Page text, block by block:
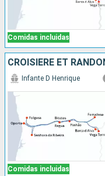
Comidas incluidas
Comidas incluidas
Infante D Henrique